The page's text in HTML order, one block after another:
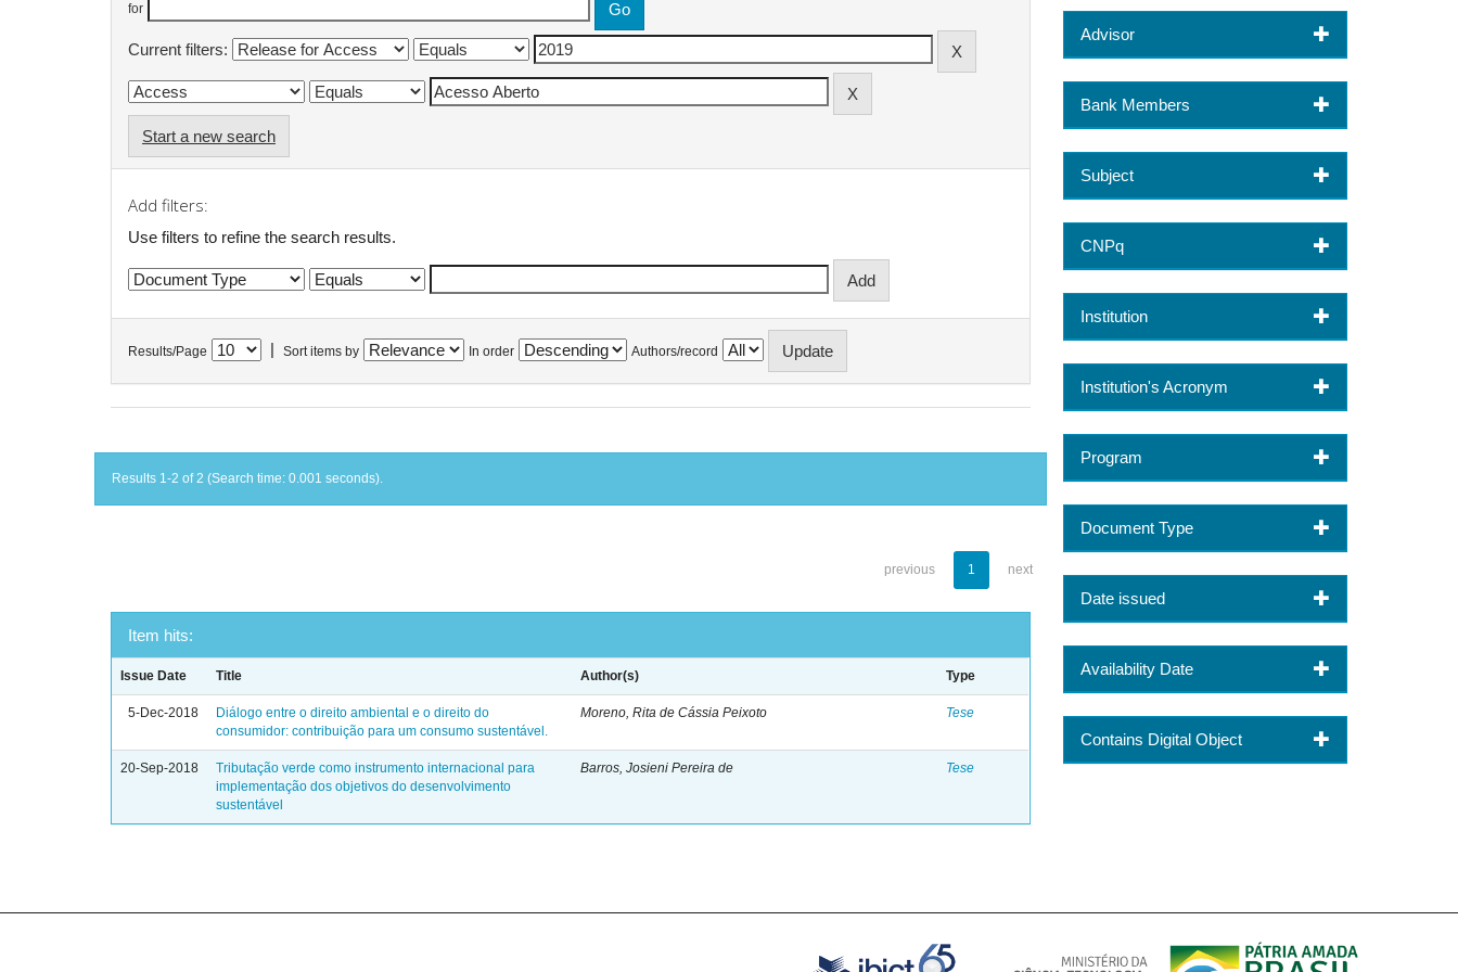
for
Current filters:
Start a new search
Add filters:
Use filters to refine the search results.
Results/Page Sort items by In order Authors/record
Results 1-2 of 2 (Search time: 0.001 seconds).
previous 1 next
Item hits:
Issue Date Title Author(s) Type
5-Dec-2018
Diálogo entre o direito ambiental e o direito do
consumidor: contribuição para um consumo sustentável.
Moreno, Rita de Cássia Peixoto Tese
20-Sep-2018
Tributação verde como instrumento internacional para
implementação dos objetivos do desenvolvimento
sustentável
Barros, Josieni Pereira de Tese
Advisor
Bank Members
Subject
CNPq
Institution
Institution's Acronym
Program
Document Type
Date issued
Availability Date
Contains Digital Object